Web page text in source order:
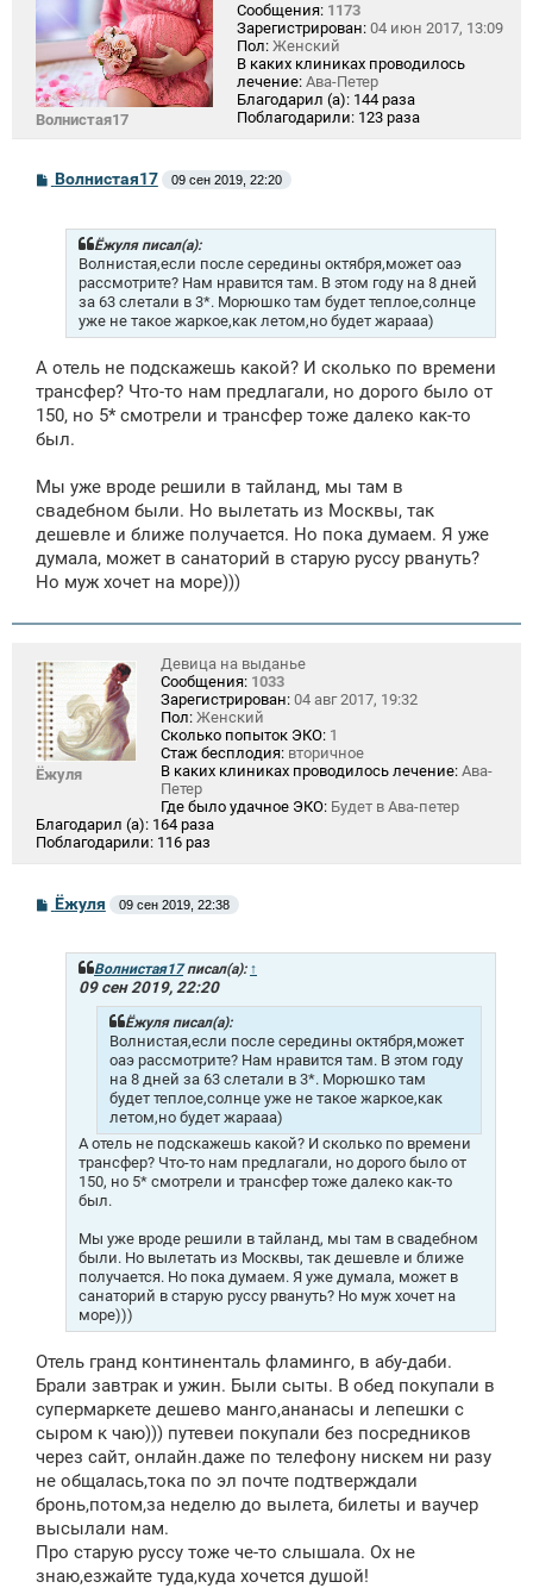
Волнистая17
Сообщения: 1173
Зарегистрирован: 04 июн 2017, 13:09
Пол: Женский
В каких клиниках проводилось
лечение: Ава-Петер
Благодарил (а): 144 раза
Поблагодарили: 123 раза
СВолнистая17 09 сен 2019, 22:20
Ёжуля писал(а):
Волнистая,если после середины октября,может оаэ
рассмотрите? Нам нравится там. В этом году на 8 дней
за 63 слетали в 3*. Морюшко там будет теплое,солнце
уже не такое жаркое,как летом,но будет жарааа)
А отель не подскажешь какой? И сколько по времени
трансфер? Что-то нам предлагали, но дорого было от
150, но 5* смотрели и трансфер тоже далеко как-то
был.
Мы уже вроде решили в тайланд, мы там в
свадебном были. Но вылетать из Москвы, так
дешевле и ближе получается. Но пока думаем. Я уже
думала, может в санаторий в старую руссу рвануть?
Но муж хочет на море)))
Ёжуля
Девица на выданье
Сообщения: 1033
Зарегистрирован: 04 авг 2017, 19:32
Пол: Женский
Сколько попыток ЭКО: 1
Стаж бесплодия: вторичное
В каких клиниках проводилось лечение: Ава-
Петер
Где было удачное ЭКО: Будет в Ава-петер
Благодарил (а): 164 раза
Поблагодарили: 116 раз
С
о
Ёжуля 09 сен 2019, 22:38
Волнистая17писал(а): ↑
09 сен 2019, 22:20
Ёжуля писал(а):
Волнистая,если после середины октября,может
оаэ рассмотрите? Нам нравится там. В этом году
на 8 дней за 63 слетали в 3*. Морюшко там
будет теплое,солнце уже не такое жаркое,как
летом,но будет жарааа)
А отель не подскажешь какой? И сколько по времени
трансфер? Что-то нам предлагали, но дорого было от
150, но 5* смотрели и трансфер тоже далеко как-то
был.
Мы уже вроде решили в тайланд, мы там в свадебном
были. Но вылетать из Москвы, так дешевле и ближе
получается. Но пока думаем. Я уже думала, может в
санаторий в старую руссу рвануть? Но муж хочет на
море)))
Отель гранд континенталь фламинго, в абу-даби.
Брали завтрак и ужин. Были сыты. В обед покупали в
супермаркете дешево манго,ананасы и лепешки с
сыром к чаю))) путевеи покупали без посредников
через сайт, онлайн.даже по телефону нискем ни разу
не общалась,тока по эл почте подтверждали
бронь,потом,за неделю до вылета, билеты и ваучер
высылали нам.
Про старую руссу тоже че-то слышала. Ох не
знаю,езжайте туда,куда хочется душой!